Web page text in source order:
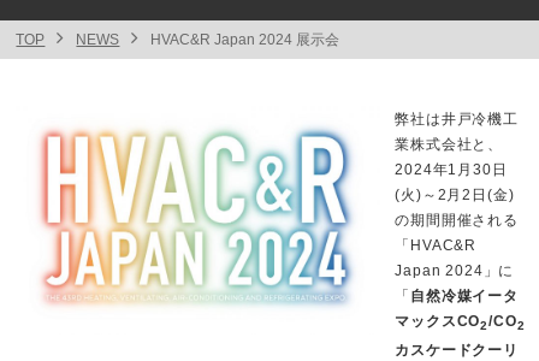
TOP NEWS HVAC&R Japan 2024 展示会
弊社は井戸冷機工
業株式会社と、
2024年1月30日
(火)～2月2日(金)
の期間開催される
「HVAC&R
Japan 2024」に
「 自然冷媒イータ
マックスCO2/CO2
カスケードクーリ